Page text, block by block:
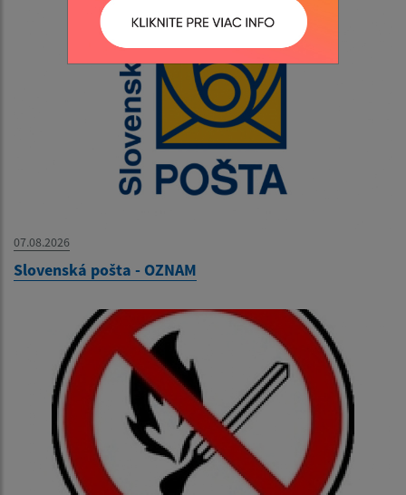
07.08.2026
Slovenská pošta - OZNAM